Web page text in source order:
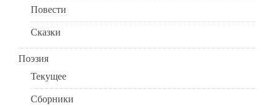
Повести
Сказки
Поэзия
Текущее
Сборники